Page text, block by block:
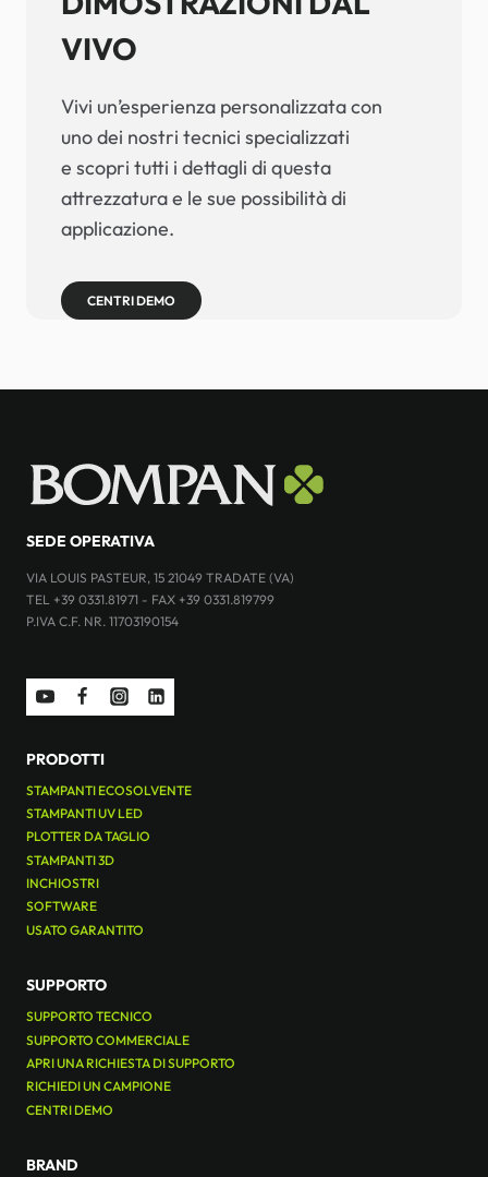
VIVO
Vivi un’esperienza personalizzata con
uno dei nostri tecnici specializzati
e scopri tutti i dettagli di questa
attrezzatura e le sue possibilità di
applicazione.
CENTRI DEMO
SEDE OPERATIVA
VIA LOUIS PASTEUR, 15 21049 TRADATE (VA)
TEL +39 0331.81971 - FAX +39 0331.819799
P.IVA C.F. NR. 11703190154
PRODOTTI
STAMPANTI ECOSOLVENTE
STAMPANTI UV LED
PLOTTER DA TAGLIO
STAMPANTI 3D
INCHIOSTRI
SOFTWARE
USATO GARANTITO
SUPPORTO
SUPPORTO TECNICO
SUPPORTO COMMERCIALE
APRI UNA RICHIESTA DI SUPPORTO
RICHIEDI UN CAMPIONE
CENTRI DEMO
BRAND